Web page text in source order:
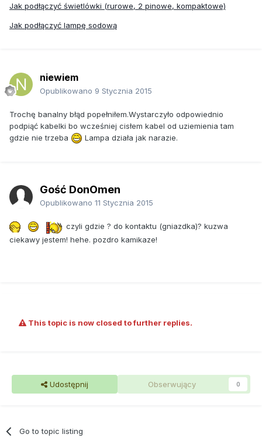
Jak podłączyć świetlówki (rurowe, 2 pinowe, kompaktowe)
Jak podłączyć lampę sodową
niewiem
Opublikowano 9 Stycznia 2015
Trochę banalny błąd popełniłem.Wystarczyło odpowiednio
podpiąć kabelki bo wcześniej cisłem kabel od uziemienia tam
gdzie nie trzeba
Lampa działa jak narazie.
Gość DonOmen
Opublikowano 11 Stycznia 2015
czyli gdzie ? do kontaktu (gniazdka)? kuzwa
ciekawy jestem! hehe. pozdro kamikaze!
This topic is now closed to further replies.
Udostępnij Obserwujący 0
Go to topic listing